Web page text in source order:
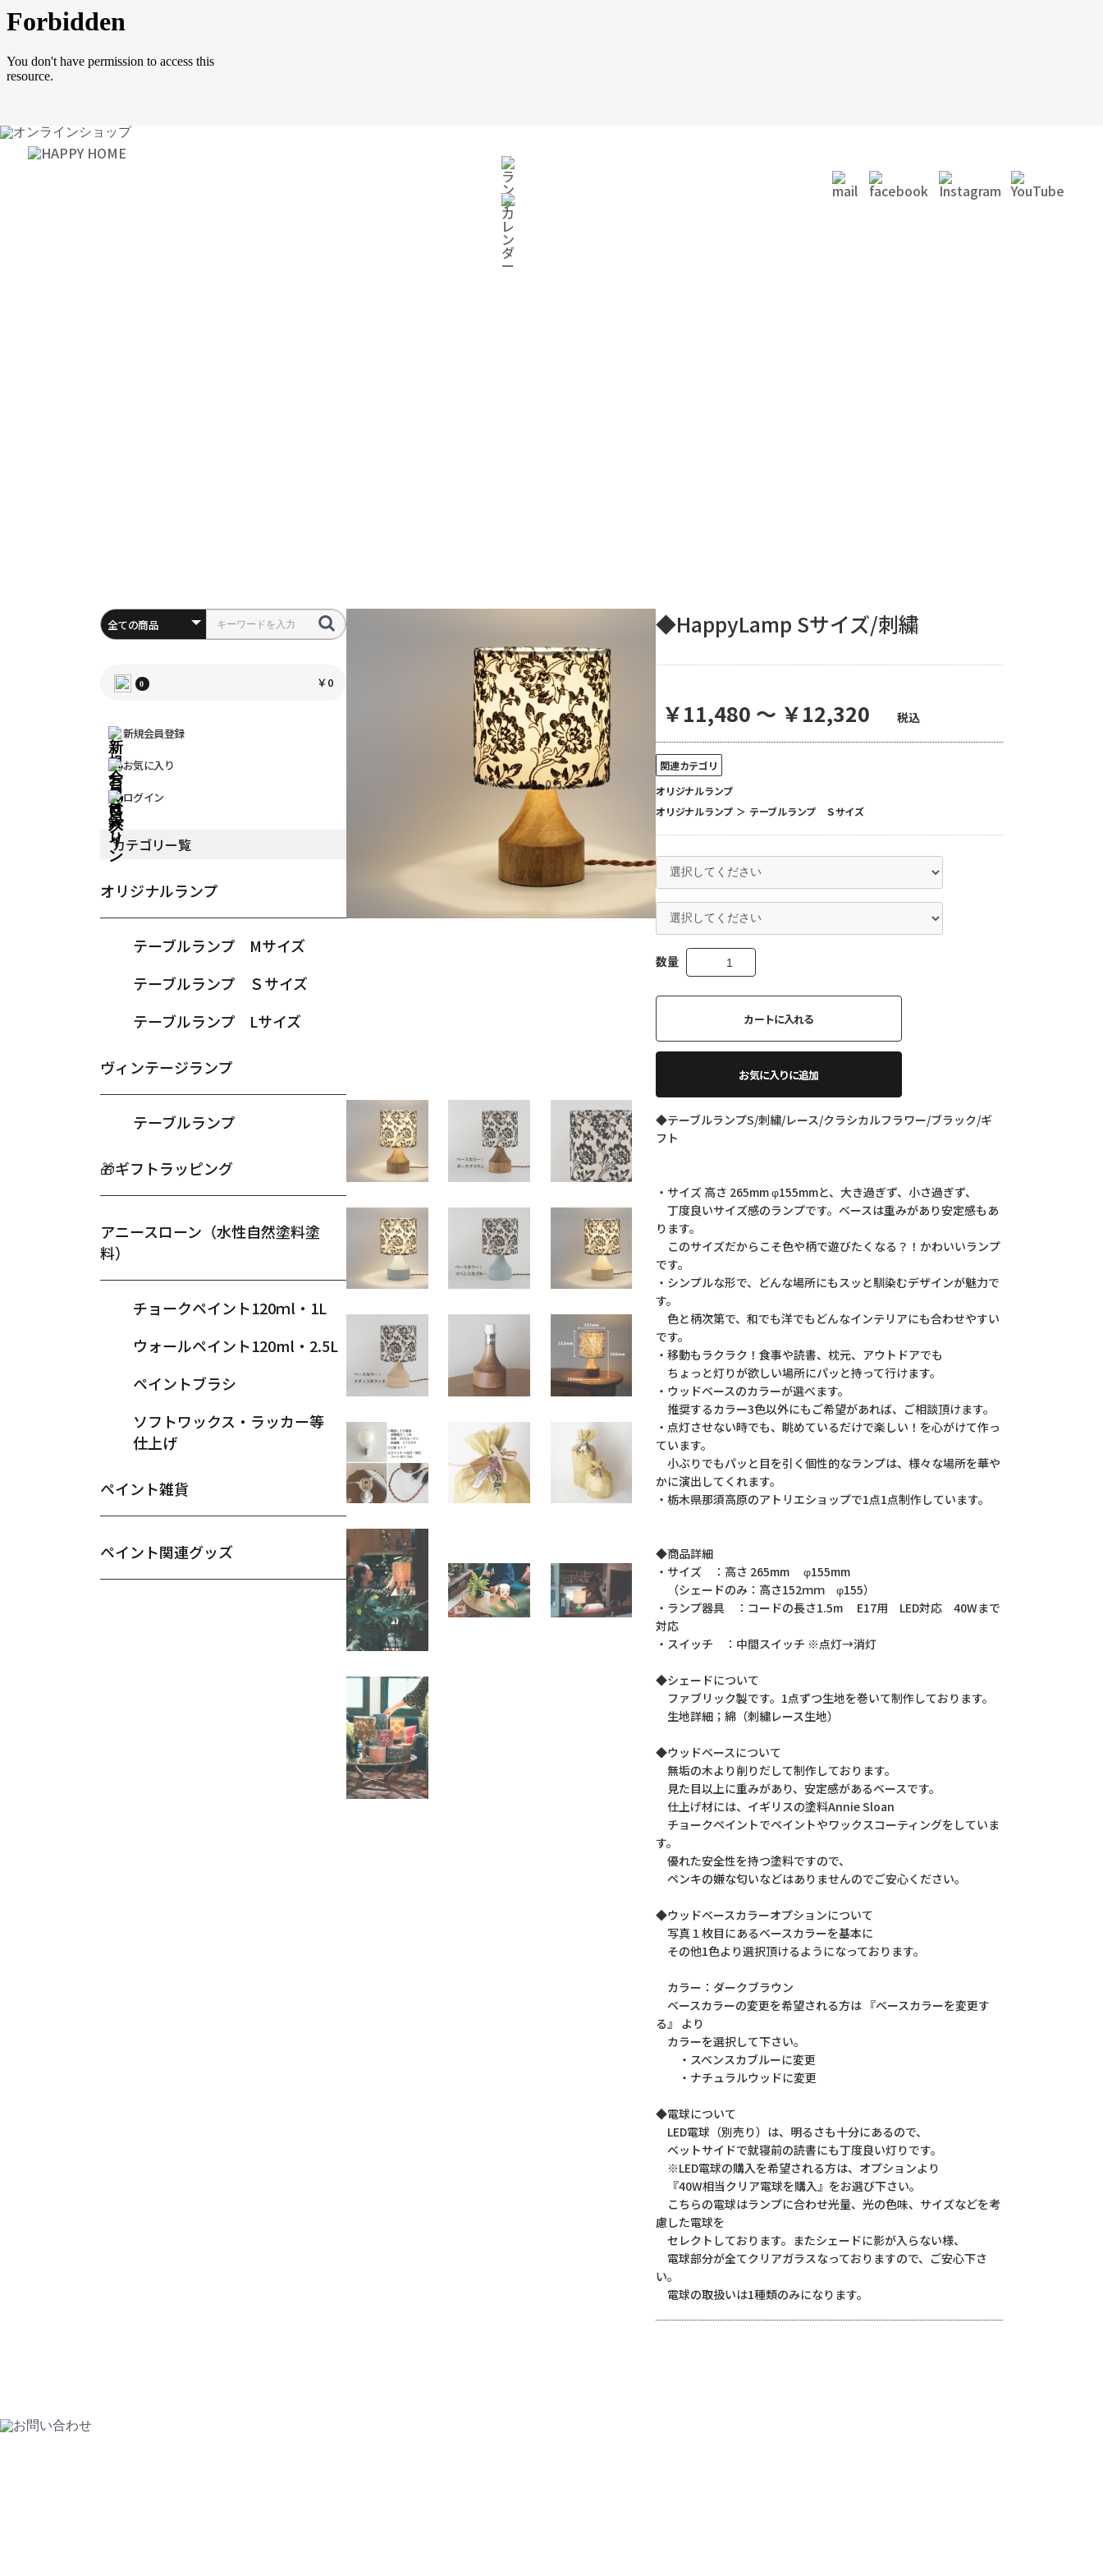
0 ￥0
新規会員登録
お気に入り
ログイン
カテゴリー覧
オリジナルランプ
テーブルランプ Mサイズ
テーブルランプ Ｓサイズ
テーブルランプ Lサイズ
ヴィンテージランプ
テーブルランプ
🎁ギフトラッピング
アニースローン（水性自然塗料塗
料）
チョークペイント120ｍl・1L
ウォールペイント120ml・2.5L
ペイントブラシ
ソフトワックス・ラッカー等
仕上げ
ペイント雑貨
ペイント関連グッズ
◆HappyLamp Sサイズ/刺繍
￥11,480 ～ ￥12,320 税込
関連カテゴリ
オリジナルランプ
オリジナルランプ ＞ テーブルランプ Ｓサイズ
数量
カートに入れる
お気に入りに追加
◆テーブルランプS/刺繍/レース/クラシカルフラワー/ブラック/ギ
フト
・サイズ 高さ 265mm φ155mmと、大き過ぎず、小さ過ぎず、
丁度良いサイズ感のランプです。ベースは重みがあり安定感もあ
ります。
このサイズだからこそ色や柄で遊びたくなる？！かわいいランプ
です。
・シンプルな形で、どんな場所にもスッと馴染むデザインが魅力で
す。
色と柄次第で、和でも洋でもどんなインテリアにも合わせやすい
です。
・移動もラクラク！食事や読書、枕元、アウトドアでも
ちょっと灯りが欲しい場所にパッと持って行けます。
・ウッドベースのカラーが選べます。
推奨するカラー3色以外にもご希望があれば、ご相談頂けます。
・点灯させない時でも、眺めているだけで楽しい！を心がけて作っ
ています。
小ぶりでもパッと目を引く個性的なランプは、様々な場所を華や
かに演出してくれます。
・栃木県那須高原のアトリエショップで1点1点制作しています。
◆商品詳細
・サイズ ：高さ 265mm φ155mm
（シェードのみ：高さ152ｍｍ φ155）
・ランプ器具 ：コードの長さ1.5m E17用 LED対応 40Wまで
対応
・スイッチ ：中間スイッチ ※点灯→消灯
◆シェードについて
ファブリック製です。1点ずつ生地を巻いて制作しております。
生地詳細；綿（刺繍レース生地）
◆ウッドベースについて
無垢の木より削りだして制作しております。
見た目以上に重みがあり、安定感があるベースです。
仕上げ材には、イギリスの塗料Annie Sloan
チョークペイントでペイントやワックスコーティングをしていま
す。
優れた安全性を持つ塗料ですので、
ペンキの嫌な匂いなどはありませんのでご安心ください。
◆ウッドベースカラーオプションについて
写真１枚目にあるベースカラーを基本に
その他1色より選択頂けるようになっております。
カラー：ダークブラウン
ベースカラーの変更を希望される方は 『ベースカラーを変更す
る』 より
カラーを選択して下さい。
・スベンスカブルーに変更
・ナチュラルウッドに変更
◆電球について
LED電球（別売り）は、明るさも十分にあるので、
ベットサイドで就寝前の読書にも丁度良い灯りです。
※LED電球の購入を希望される方は、オプションより
『40W相当クリア電球を購入』をお選び下さい。
こちらの電球はランプに合わせ光量、光の色味、サイズなどを考
慮した電球を
セレクトしております。またシェードに影が入らない様、
電球部分が全てクリアガラスなっておりますので、ご安心下さ
い。
電球の取扱いは1種類のみになります。